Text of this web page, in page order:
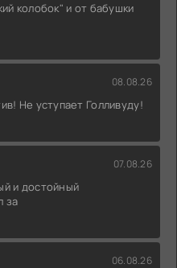
колобок" и от бабушки
08.08.26
Не уступает Голливуду!
07.08.26
и достойный
за
06.08.26